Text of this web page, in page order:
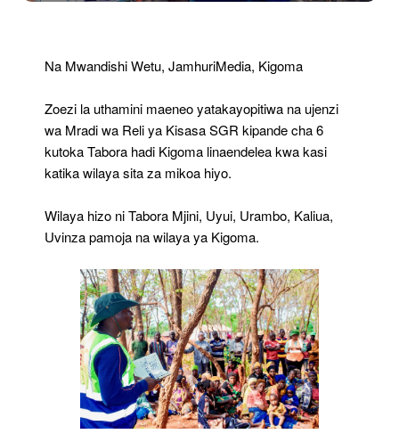
Kipande
Cha
Tabora
–
Kigoma
Waendelea
Na Mwandishi Wetu, JamhuriMedia, Kigoma
Zoezi la uthamini maeneo yatakayopitiwa na ujenzi
wa Mradi wa Reli ya Kisasa SGR kipande cha 6
kutoka Tabora hadi Kigoma linaendelea kwa kasi
katika wilaya sita za mikoa hiyo.
Wilaya hizo ni Tabora Mjini, Uyui, Urambo, Kaliua,
Uvinza pamoja na wilaya ya Kigoma.